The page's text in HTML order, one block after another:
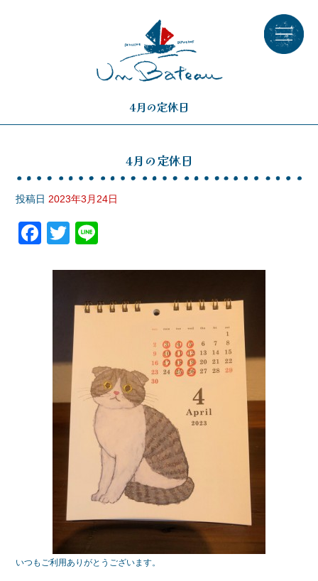
4月の定休日
4月の定休日
投稿日 2023年3月24日
F
c
o
T
tt
er
e
いつもご利用ありがとうございます。